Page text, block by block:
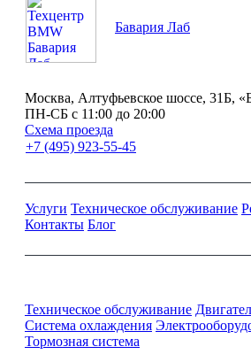
Бавария Лаб
Москва, Алтуфьевское шоссе, 31Б,
ПН-СБ с 11:00 до 20:00
Схема проезда
+7 (495) 923-55-45
Услуги Техническое обслуживание
Контакты Блог
Техническое обслуживание
Система охлаждения
Тормозная система